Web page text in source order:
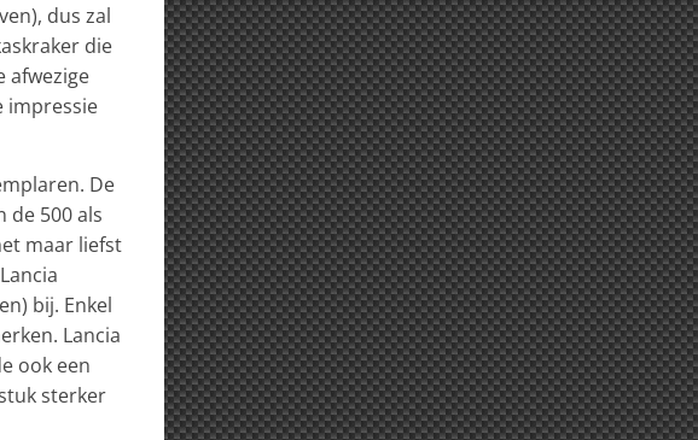
dus zal
die
afwezige
impressie
De
de 500 als
maar liefst
bij. Enkel
Lancia
ook een
sterker